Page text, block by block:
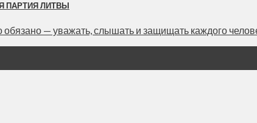
ПАРТИЯ ЛИТВЫ
— уважать, слышать и защищать каждого